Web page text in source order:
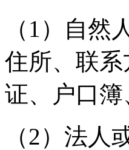
（1）自
住所、联
证、户口
（2）法